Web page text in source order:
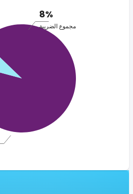
8%
مجموع الضريبة